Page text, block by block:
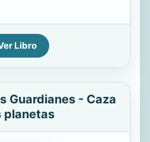
Libro
Guardianes - Caza
planetas